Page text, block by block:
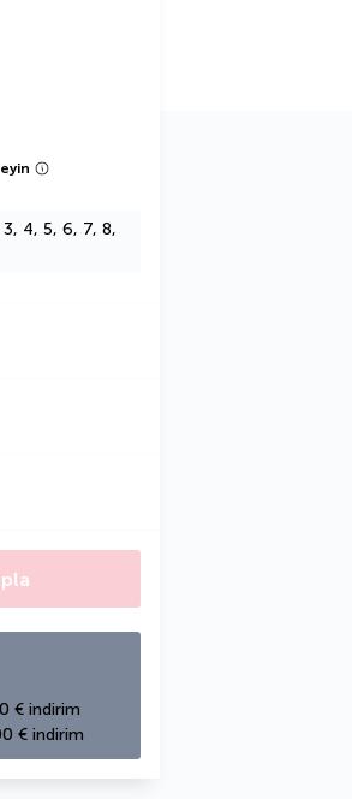
3, 4, 5, 6, 7, 8,
€ indirim
€ indirim